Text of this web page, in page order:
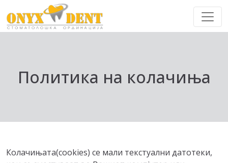
Политика на колачиња
Колачињата(cookies) се мали текстуални датотеки,